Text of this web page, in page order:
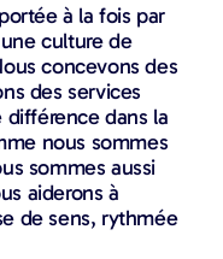
à la fois par
culture de
concevons des
des services
différence dans la
nous sommes
sommes aussi
aiderons à
de sens, rythmée